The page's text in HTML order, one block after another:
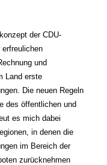
konzept der CDU-
erfreulichen
und
Land erste
Die neuen Regeln
des öffentlichen und
es mich dabei
in denen die
im Bereich der
zurücknehmen